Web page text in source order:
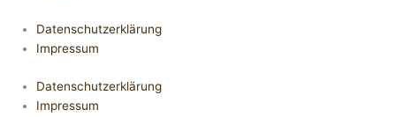
Datenschutzerklärung
Impressum
Datenschutzerklärung
Impressum